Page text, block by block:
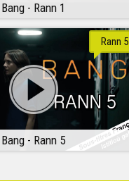
Bang - Rann 1
Bang - Rann 5
Rann 5